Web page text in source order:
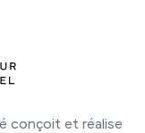
conçoit et réalise